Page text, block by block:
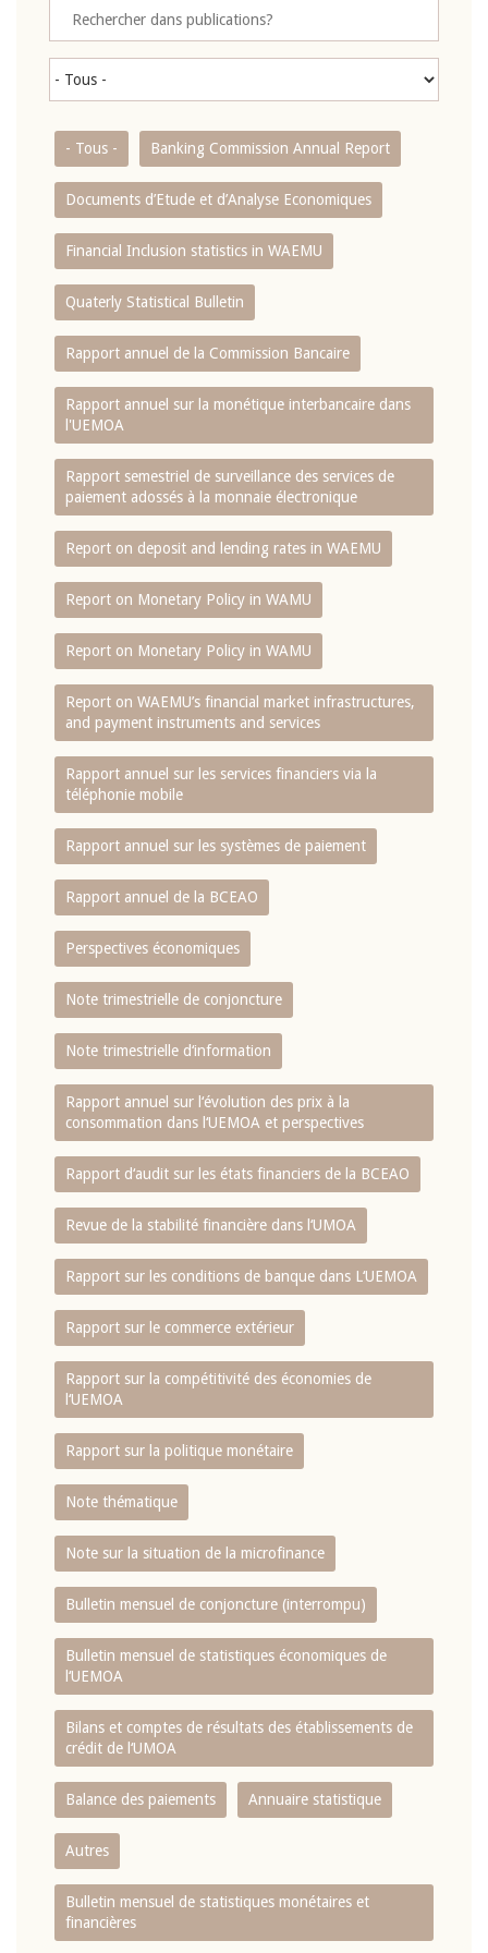
- Tous - Banking Commission Annual Report
Documents d’Etude et d’Analyse Economiques
Financial Inclusion statistics in WAEMU
Quaterly Statistical Bulletin
Rapport annuel de la Commission Bancaire
Rapport annuel sur la monétique interbancaire dans
l'UEMOA
Rapport semestriel de surveillance des services de
paiement adossés à la monnaie électronique
Report on deposit and lending rates in WAEMU
Report on Monetary Policy in WAMU
Report on Monetary Policy in WAMU
Report on WAEMU’s financial market infrastructures,
and payment instruments and services
Rapport annuel sur les services financiers via la
téléphonie mobile
Rapport annuel sur les systèmes de paiement
Rapport annuel de la BCEAO
Perspectives économiques
Note trimestrielle de conjoncture
Note trimestrielle d‘information
Rapport annuel sur l‘évolution des prix à la
consommation dans l‘UEMOA et perspectives
Rapport d‘audit sur les états financiers de la BCEAO
Revue de la stabilité financière dans l‘UMOA
Rapport sur les conditions de banque dans L‘UEMOA
Rapport sur le commerce extérieur
Rapport sur la compétitivité des économies de
l‘UEMOA
Rapport sur la politique monétaire
Note thématique
Note sur la situation de la microfinance
Bulletin mensuel de conjoncture (interrompu)
Bulletin mensuel de statistiques économiques de
l‘UEMOA
Bilans et comptes de résultats des établissements de
crédit de l‘UMOA
Balance des paiements Annuaire statistique
Autres
Bulletin mensuel de statistiques monétaires et
financières